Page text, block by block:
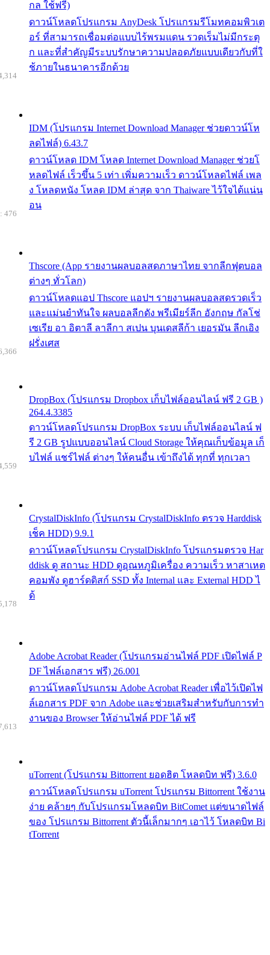
กล ใช้ฟรี)
ดาวน์โหลดโปรแกรม AnyDesk โปรแกรมรีโมทคอมพิวเต
อร์ ที่สามารถเชื่อมต่อแบบไร้พรมแดน รวดเร็มไม่มีกระตุ
ก และที่สำคัญมีระบบรักษาความปลอดภัยแบบเดียวกับที่ใ
ช้ภายในธนาคารอีกด้วย
IDM (โปรแกรม Internet Download Manager ช่วยดาวน์โห
ลดไฟล์) 6.43.7
ดาวน์โหลด IDM โหลด Internet Download Manager ช่วยโ
หลดไฟล์ เร็วขึ้น 5 เท่า เพิ่มความเร็ว ดาวน์โหลดไฟล์ เพล
ง โหลดหนัง โหลด IDM ล่าสุด จาก Thaiware ไว้ใจได้แน่น
อน
Thscore (App รายงานผลบอลสดภาษาไทย จากลีกฟุตบอล
ต่างๆ ทั่วโลก)
ดาวน์โหลดแอป Thscore แอปฯ รายงานผลบอลสดรวดเร็ว
และแม่นยำทันใจ ผลบอลลีกดัง พรีเมียร์ลีก อังกฤษ กัลโช่
เซเรีย อา อิตาลี ลาลีกา สเปน บุนเดสลีก้า เยอรมัน ลีกเอิง
ฝรั่งเศส
476
DropBox (โปรแกรม Dropbox เก็บไฟล์ออนไลน์ ฟรี 2 GB )
264.4.3385
ดาวน์โหลดโปรแกรม DropBox ระบบ เก็บไฟล์ออนไลน์ ฟ
รี 2 GB รูปแบบออนไลน์ Cloud Storage ให้คุณเก็บข้อมูล เก็
บไฟล์ แชร์ไฟล์ ต่างๆ ให้คนอื่น เข้าถึงได้ ทุกที่ ทุกเวลา
CrystalDiskInfo (โปรแกรม CrystalDiskInfo ตรวจ Harddisk
เช็ค HDD) 9.9.1
ดาวน์โหลดโปรแกรม CrystalDiskInfo โปรแกรมตรวจ Har
ddisk ดู สถานะ HDD ดูอุณหภูมิเครื่อง ความเร็ว หาสาเหต
คอมพัง ดูฮาร์ดดิสก์ SSD ทั้ง Internal และ External HDD ไ
ด้
Adobe Acrobat Reader (โปรแกรมอ่านไฟล์ PDF เปิดไฟล์ P
DF ไฟล์เอกสาร ฟรี) 26.001
ดาวน์โหลดโปรแกรม Adobe Acrobat Reader เพื่อไว้เปิดไฟ
ล์เอกสาร PDF จาก Adobe และช่วยเสริมสำหรับกับการทำ
งานของ Browser ให้อ่านไฟล์ PDF ได้ ฟรี
uTorrent (โปรแกรม Bittorrent ยอดฮิต โหลดบิท ฟรี) 3.6.0
ดาวน์โหลดโปรแกรม uTorrent โปรแกรม Bittorrent ใช้งาน
ง่าย คล้ายๆ กับโปรแกรมโหลดบิท BitComet แต่ขนาดไฟล์
ของ โปรแกรม Bittorrent ตัวนี้เล็กมากๆ เอาไว้ โหลดบิท Bi
tTorrent